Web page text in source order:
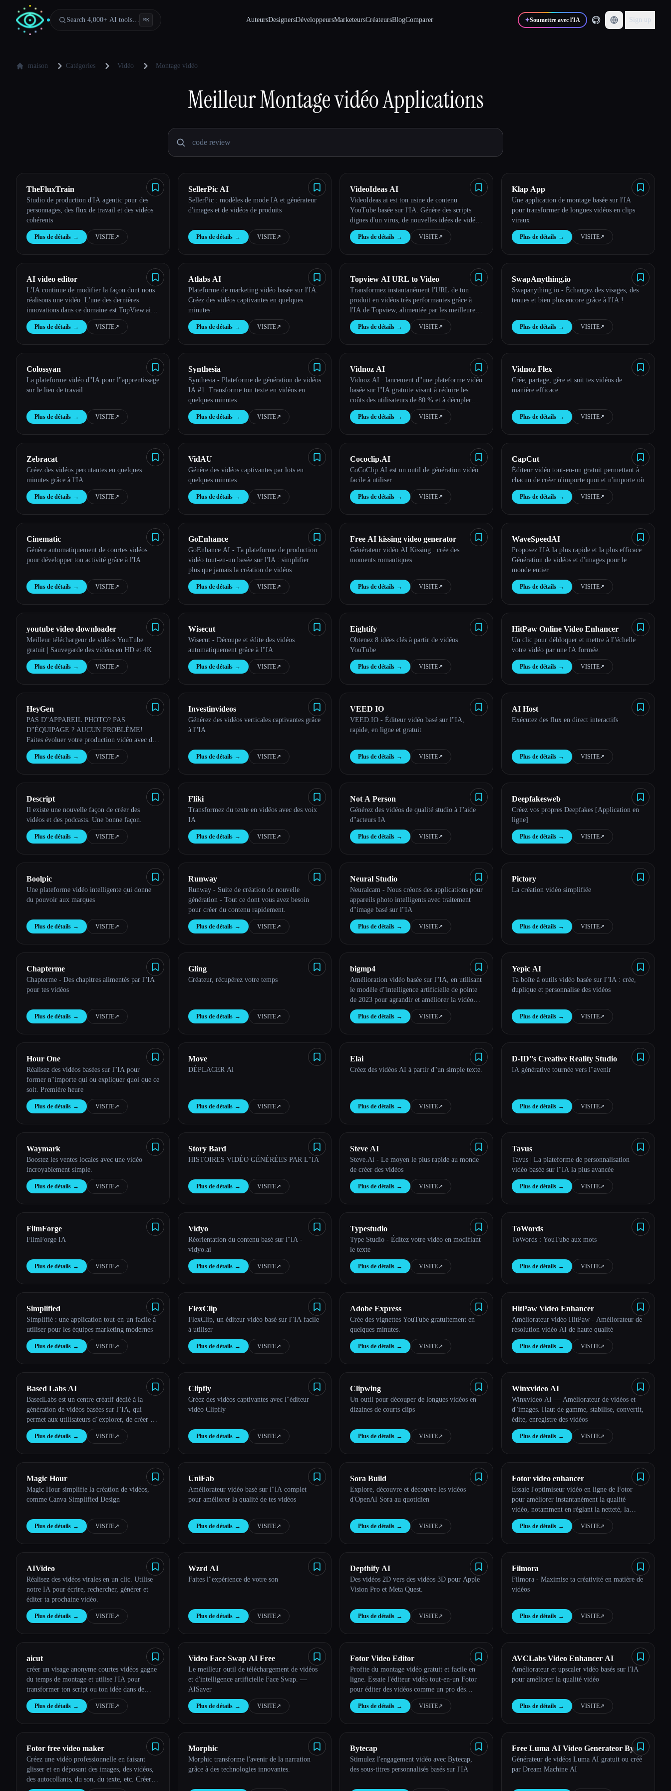
Search 4,000+ AI tools… ⌘K AuteursDesignersDéveloppeursMarketeursCréateursBlogComparer ✦Soumettre avec l'IA Sign up
maison Catégories Vidéo Montage vidéo
MeilleurMontage vidéoApplications
TheFluxTrain
Studio de production d'IA agentic pour des
personnages, des flux de travail et des vidéos
cohérents
Plus de détails → VISITE↗︎
SellerPic AI
SellerPic : modèles de mode IA et générateur
d'images et de vidéos de produits
Plus de détails → VISITE↗︎
VideoIdeas AI
VideoIdeas.ai est ton usine de contenu
YouTube basée sur l'IA. Génère des scripts
dignes d'un virus, de nouvelles idées de vidéos
et du contenu captivant en quelques minutes.
Plus de détails → VISITE↗︎
Klap App
Une application de montage basée sur l'IA
pour transformer de longues vidéos en clips
viraux
Plus de détails → VISITE↗︎
AI video editor
L'IA continue de modifier la façon dont nous
réalisons une vidéo. L'une des dernières
innovations dans ce domaine est TopView.ai,
un éditeur vidéo basé sur l'IA en ligne qui
exploite la puissance de l'IA pour rationaliser
Plus de détails → VISITE↗︎
Atlabs AI
Plateforme de marketing vidéo basée sur l'IA.
Créez des vidéos captivantes en quelques
minutes.
Plus de détails → VISITE↗︎
Topview AI URL to Video
Transformez instantanément l'URL de ton
produit en vidéos très performantes grâce à
l'IA de Topview, alimentée par les meilleures
informations sur les publicités.
Plus de détails → VISITE↗︎
SwapAnything.io
Swapanything.io - Échangez des visages, des
tenues et bien plus encore grâce à l'IA !
Plus de détails → VISITE↗︎
Colossyan
La plateforme vidéo d''IA pour l''apprentissage
sur le lieu de travail
Plus de détails → VISITE↗︎
Synthesia
Synthesia - Plateforme de génération de vidéos
IA #1. Transforme ton texte en vidéos en
quelques minutes
Plus de détails → VISITE↗︎
Vidnoz AI
Vidnoz AI : lancement d''une plateforme vidéo
basée sur l''IA gratuite visant à réduire les
coûts des utilisateurs de 80 % et à décupler
leur productivité
Plus de détails → VISITE↗︎
Vidnoz Flex
Crée, partage, gère et suit tes vidéos de
manière efficace.
Plus de détails → VISITE↗︎
Zebracat
Créez des vidéos percutantes en quelques
minutes grâce à l'IA
Plus de détails → VISITE↗︎
VidAU
Génère des vidéos captivantes par lots en
quelques minutes
Plus de détails → VISITE↗︎
Cococlip.AI
CoCoClip.AI est un outil de génération vidéo
facile à utiliser.
Plus de détails → VISITE↗︎
CapCut
Éditeur vidéo tout-en-un gratuit permettant à
chacun de créer n'importe quoi et n'importe où
Plus de détails → VISITE↗︎
Cinematic
Génère automatiquement de courtes vidéos
pour développer ton activité grâce à l'IA
Plus de détails → VISITE↗︎
GoEnhance
GoEnhance AI - Ta plateforme de production
vidéo tout-en-un basée sur l'IA : simplifier
plus que jamais la création de vidéos
Plus de détails → VISITE↗︎
Free AI kissing video generator
Générateur vidéo AI Kissing : crée des
moments romantiques
Plus de détails → VISITE↗︎
WaveSpeedAI
Proposez l'IA la plus rapide et la plus efficace
Génération de vidéos et d'images pour le
monde entier
Plus de détails → VISITE↗︎
youtube video downloader
Meilleur téléchargeur de vidéos YouTube
gratuit | Sauvegarde des vidéos en HD et 4K
Plus de détails → VISITE↗︎
Wisecut
Wisecut - Découpe et édite des vidéos
automatiquement grâce à l''IA
Plus de détails → VISITE↗︎
Eightify
Obtenez 8 idées clés à partir de vidéos
YouTube
Plus de détails → VISITE↗︎
HitPaw Online Video Enhancer
Un clic pour débloquer et mettre à l''échelle
votre vidéo par une IA formée.
Plus de détails → VISITE↗︎
HeyGen
PAS D''APPAREIL PHOTO? PAS
D''ÉQUIPAGE ? AUCUN PROBLÈME!
Faites évoluer votre production vidéo avec des
avatars IA personnalisables
Plus de détails → VISITE↗︎
Investinvideos
Générez des vidéos verticales captivantes grâce
à l''IA
Plus de détails → VISITE↗︎
VEED IO
VEED.IO - Éditeur vidéo basé sur l''IA,
rapide, en ligne et gratuit
Plus de détails → VISITE↗︎
AI Host
Exécutez des flux en direct interactifs
Plus de détails → VISITE↗︎
Descript
Il existe une nouvelle façon de créer des
vidéos et des podcasts. Une bonne façon.
Plus de détails → VISITE↗︎
Fliki
Transformez du texte en vidéos avec des voix
IA
Plus de détails → VISITE↗︎
Not A Person
Générez des vidéos de qualité studio à l''aide
d''acteurs IA
Plus de détails → VISITE↗︎
Deepfakesweb
Créez vos propres Deepfakes [Application en
ligne]
Plus de détails → VISITE↗︎
Boolpic
Une plateforme vidéo intelligente qui donne
du pouvoir aux marques
Plus de détails → VISITE↗︎
Runway
Runway - Suite de création de nouvelle
génération - Tout ce dont vous avez besoin
pour créer du contenu rapidement.
Plus de détails → VISITE↗︎
Neural Studio
Neuralcam - Nous créons des applications pour
appareils photo intelligents avec traitement
d''image basé sur l''IA
Plus de détails → VISITE↗︎
Pictory
La création vidéo simplifiée
Plus de détails → VISITE↗︎
Chapterme
Chapterme - Des chapitres alimentés par l''IA
pour tes vidéos
Plus de détails → VISITE↗︎
Gling
Créateur, récupérez votre temps
Plus de détails → VISITE↗︎
bigmp4
Amélioration vidéo basée sur l''IA, en utilisant
le modèle d''intelligence artificielle de pointe
de 2023 pour agrandir et améliorer la vidéo
sans perte
Plus de détails → VISITE↗︎
Yepic AI
Ta boîte à outils vidéo basée sur l''IA : crée,
duplique et personnalise des vidéos
Plus de détails → VISITE↗︎
Hour One
Réalisez des vidéos basées sur l''IA pour
former n''importe qui ou expliquer quoi que ce
soit. Première heure
Plus de détails → VISITE↗︎
Move
DÉPLACER Ai
Plus de détails → VISITE↗︎
Elai
Créez des vidéos AI à partir d''un simple texte.
Plus de détails → VISITE↗︎
D-ID''s Creative Reality Studio
IA générative tournée vers l''avenir
Plus de détails → VISITE↗︎
Waymark
Boostez les ventes locales avec une vidéo
incroyablement simple.
Plus de détails → VISITE↗︎
Story Bard
HISTOIRES VIDÉO GÉNÉRÉES PAR L''IA
Plus de détails → VISITE↗︎
Steve AI
Steve.Ai - Le moyen le plus rapide au monde
de créer des vidéos
Plus de détails → VISITE↗︎
Tavus
Tavus | La plateforme de personnalisation
vidéo basée sur l''IA la plus avancée
Plus de détails → VISITE↗︎
FilmForge
FilmForge IA
Plus de détails → VISITE↗︎
Vidyo
Réorientation du contenu basé sur l''IA -
vidyo.ai
Plus de détails → VISITE↗︎
Typestudio
Type Studio - Éditez votre vidéo en modifiant
le texte
Plus de détails → VISITE↗︎
ToWords
ToWords : YouTube aux mots
Plus de détails → VISITE↗︎
Simplified
Simplifié : une application tout-en-un facile à
utiliser pour les équipes marketing modernes
Plus de détails → VISITE↗︎
FlexClip
FlexClip, un éditeur vidéo basé sur l''IA facile
à utiliser
Plus de détails → VISITE↗︎
Adobe Express
Crée des vignettes YouTube gratuitement en
quelques minutes.
Plus de détails → VISITE↗︎
HitPaw Video Enhancer
Améliorateur vidéo HitPaw - Améliorateur de
résolution vidéo AI de haute qualité
Plus de détails → VISITE↗︎
Based Labs AI
BasedLabs est un centre créatif dédié à la
génération de vidéos basées sur l''IA, qui
permet aux utilisateurs d''explorer, de créer et
de partager diverses vidéos basées sur l''IA.
Plus de détails → VISITE↗︎
Clipfly
Créez des vidéos captivantes avec l''éditeur
vidéo Clipfly
Plus de détails → VISITE↗︎
Clipwing
Un outil pour découper de longues vidéos en
dizaines de courts clips
Plus de détails → VISITE↗︎
Winxvideo AI
Winxvideo AI — Améliorateur de vidéos et
d''images. Haut de gamme, stabilise, convertit,
édite, enregistre des vidéos
Plus de détails → VISITE↗︎
Magic Hour
Magic Hour simplifie la création de vidéos,
comme Canva Simplified Design
Plus de détails → VISITE↗︎
UniFab
Améliorateur vidéo basé sur l''IA complet
pour améliorer la qualité de tes vidéos
Plus de détails → VISITE↗︎
Sora Build
Explore, découvre et découvre les vidéos
d'OpenAI Sora au quotidien
Plus de détails → VISITE↗︎
Fotor video enhancer
Essaie l'optimiseur vidéo en ligne de Fotor
pour améliorer instantanément la qualité
vidéo, notamment en réglant la netteté, la
luminosité, etc. pour rendre les vidéos plus
claires. Aucune compétence ni installation
Plus de détails → VISITE↗︎
AIVideo
Réalisez des vidéos virales en un clic. Utilise
notre IA pour écrire, rechercher, générer et
éditer ta prochaine vidéo.
Plus de détails → VISITE↗︎
Wzrd AI
Faites l''expérience de votre son
Plus de détails → VISITE↗︎
Depthify AI
Des vidéos 2D vers des vidéos 3D pour Apple
Vision Pro et Meta Quest.
Plus de détails → VISITE↗︎
Filmora
Filmora - Maximise ta créativité en matière de
vidéos
Plus de détails → VISITE↗︎
aicut
créer un visage anonyme courtes vidéos gagne
du temps de montage et utilise l'IA pour
transformer ton script ou ton idée dans de
courtes vidéos anonymes en quelques minutes
Plus de détails → VISITE↗︎
Video Face Swap AI Free
Le meilleur outil de téléchargement de vidéos
et d'intelligence artificielle Face Swap. —
AISaver
Plus de détails → VISITE↗︎
Fotor Video Editor
Profite du montage vidéo gratuit et facile en
ligne. Essaie l'éditeur vidéo tout-en-un Fotor
pour éditer des vidéos comme un pro dès
maintenant !
Plus de détails → VISITE↗︎
AVCLabs Video Enhancer AI
Améliorateur et upscaler vidéo basés sur l'IA
pour améliorer la qualité vidéo
Plus de détails → VISITE↗︎
Fotor free video maker
Créez une vidéo professionnelle en faisant
glisser et en déposant des images, des vidéos,
des autocollants, du son, du texte, etc. Créer
des vidéos YouTube, Instagram Reels et
Morphic
Morphic transforme l'avenir de la narration
grâce à des technologies innovantes.
Bytecap
Stimulez l'engagement vidéo avec Bytecap,
des sous-titres personnalisés basés sur l'IA
Free Luma AI Video Generateor By
Dream Machine AI
Générateur de vidéos Luma AI gratuit ou créé
par Dream Machine AI